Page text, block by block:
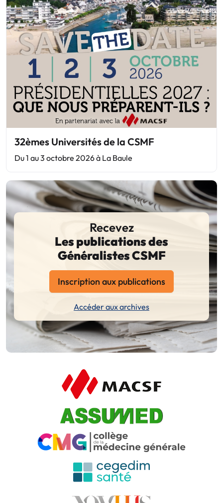
32èmes Universités de la CSMF
Du 1 au 3 octobre 2026 à La Baule
Recevez
Les publications des
Généralistes CSMF
Inscription aux publications
Accéder aux archives